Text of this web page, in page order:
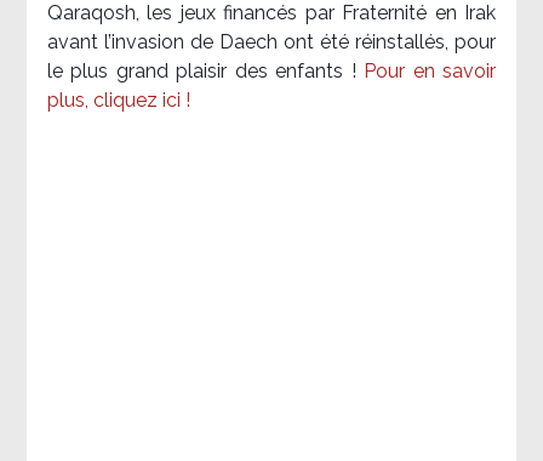
Qaraqosh, les jeux financés par Fraternité en Irak​
avant l’invasion de Daech ont été réinstallés, pour
le plus grand plaisir des enfants ! Pour en savoir
plus, cliquez ici !